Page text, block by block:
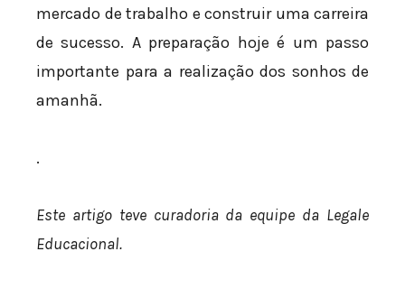
mercado de trabalho e construir uma carreira
de sucesso. A preparação hoje é um passo
importante para a realização dos sonhos de
amanhã.
.
Este artigo teve curadoria da equipe da Legale
Educacional.